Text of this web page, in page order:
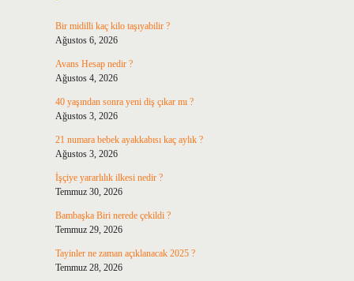
Bir midilli kaç kilo taşıyabilir ?
Ağustos 6, 2026
Avans Hesap nedir ?
Ağustos 4, 2026
40 yaşından sonra yeni diş çıkar mı ?
Ağustos 3, 2026
21 numara bebek ayakkabısı kaç aylık ?
Ağustos 3, 2026
İşçiye yararlılık ilkesi nedir ?
Temmuz 30, 2026
Bambaşka Biri nerede çekildi ?
Temmuz 29, 2026
Tayinler ne zaman açıklanacak 2025 ?
Temmuz 28, 2026